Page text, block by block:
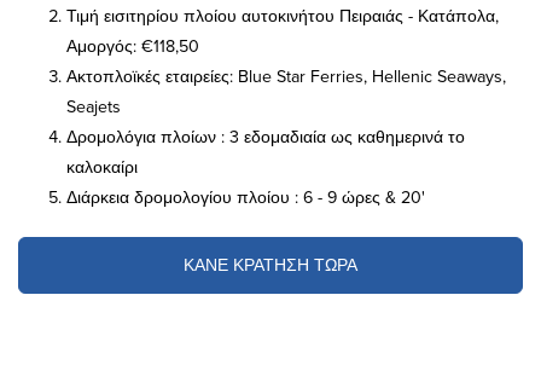
Τιμή εισιτηρίου πλοίου αυτοκινήτου Πειραιάς - Κατάπολα,
Αμοργός: €118,50
Ακτοπλοϊκές εταιρείες: Blue Star Ferries, Hellenic Seaways,
Seajets
Δρομολόγια πλοίων : 3 εδομαδιαία ως καθημερινά το
καλοκαίρι
Διάρκεια δρομολογίου πλοίου : 6 - 9 ώρες & 20'
ΚΑΝΕ ΚΡΑΤΗΣΗ ΤΩΡΑ